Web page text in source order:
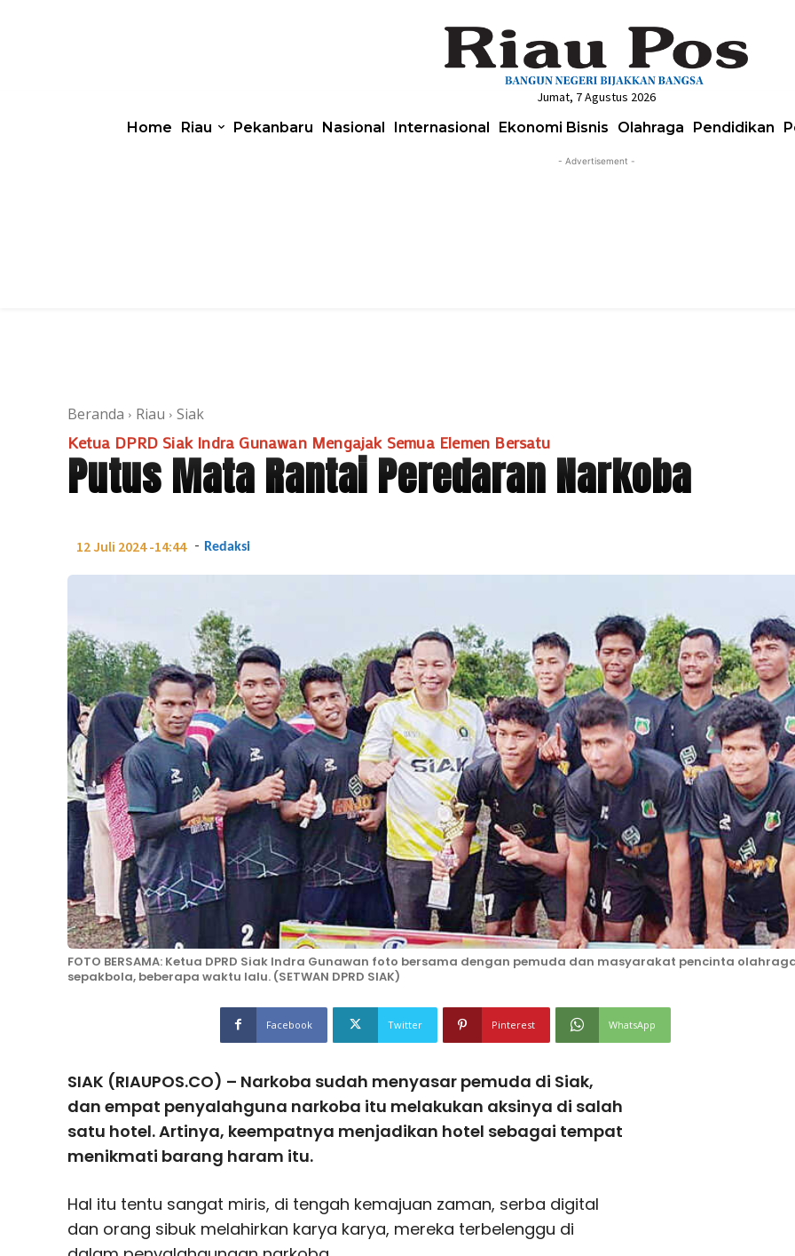
Jumat, 7 Agustus 2026
Home Riau Pekanbaru Nasional Internasional Ekonomi Bisnis Olahraga Pendidikan
- Advertisement -
Beranda Riau Siak
Ketua DPRD Siak Indra Gunawan Mengajak Semua Elemen Bersatu
Putus Mata Rantai Peredaran Narkoba
12 Juli 2024 -14:44 - Redaksi
FOTO BERSAMA: Ketua DPRD Siak Indra Gunawan foto bersama dengan pemuda dan masyarakat pencinta
sepakbola, beberapa waktu lalu. (SETWAN DPRD SIAK)
Facebook Twitter Pinterest WhatsApp
SIAK (RIAUPOS.CO) – Narkoba sudah menyasar pemuda di Siak,
dan empat penyalahguna narkoba itu melakukan aksinya di salah
satu hotel. Artinya, keempatnya menjadikan hotel sebagai tempat
menikmati barang haram itu.
Hal itu tentu sangat miris, di tengah kemajuan zaman, serba digital
dan orang sibuk melahirkan karya karya, mereka terbelenggu di